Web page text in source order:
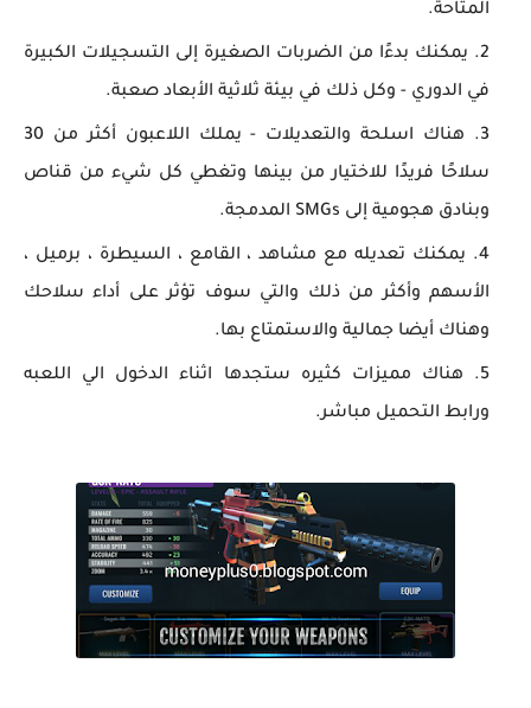
المتاحة.
يمكنك بدءًا من الضربات الصغيرة إلى التسجيلات الكبيرة
في الدوري - وكل ذلك في بيئة ثلاثية الأبعاد صعبة.
هناك اسلحة والتعديلات - يملك اللاعبون أكثر من 30
سلاحًا فريدًا للاختيار من بينها وتغطي كل شيء من قناص
وبنادق هجومية إلى SMGs المدمجة.
يمكنك تعديله مع مشاهد ، القامع ، السيطرة ، برميل ،
الأسهم وأكثر من ذلك والتي سوف تؤثر على أداء سلاحك
وهناك أيضا جمالية والاستمتاع بها.
هناك مميزات كثيره ستجدها اثناء الدخول الي اللعبه
ورابط التحميل مباشر.